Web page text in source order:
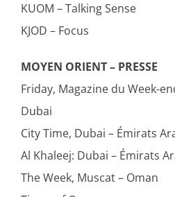
KUOM – Talking Sense
KJOD – Focus
MOYEN ORIENT – PRESSE
Friday, Magazine du Week-
Dubai
City Time, Dubai – Émirats
Al Khaleej: Dubai – Émirats
The Week, Muscat – Oman